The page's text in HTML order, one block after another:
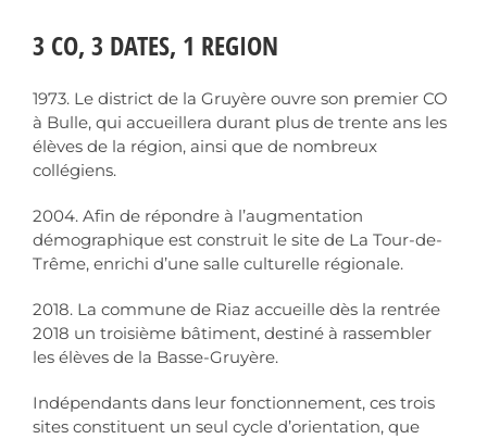
3 CO, 3 DATES, 1 REGION
1973. Le district de la Gruyère ouvre son premier CO
à Bulle, qui accueillera durant plus de trente ans les
élèves de la région, ainsi que de nombreux
collégiens.
2004. Afin de répondre à l’augmentation
démographique est construit le site de La Tour-de-
Trême, enrichi d’une salle culturelle régionale.
2018. La commune de Riaz accueille dès la rentrée
2018 un troisième bâtiment, destiné à rassembler
les élèves de la Basse-Gruyère.
Indépendants dans leur fonctionnement, ces trois
sites constituent un seul cycle d’orientation, que